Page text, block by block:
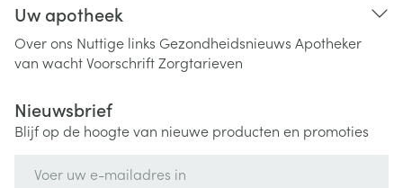
Uw apotheek
Over ons Nuttige links Gezondheidsnieuws Apotheker
van wachtVoorschriftZorgtarieven
Nieuwsbrief
Blijf op de hoogte van nieuwe producten en promoties